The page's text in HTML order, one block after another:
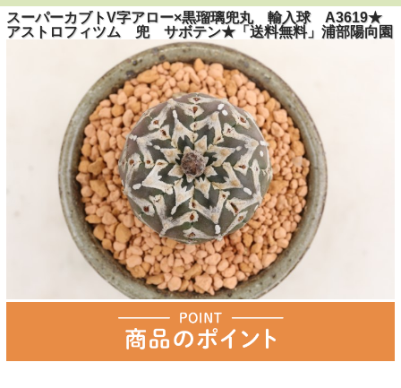
スーパーカブトV字アロー×黒瑠璃兜丸 輸入球 A3619★
アストロフィツム 兜 サボテン★「送料無料」浦部陽向園